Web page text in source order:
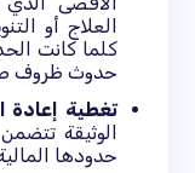
العلاج أو
كلما كانت
حدوث ظروف
تغطية إعادة
الوثيقة
حدودها